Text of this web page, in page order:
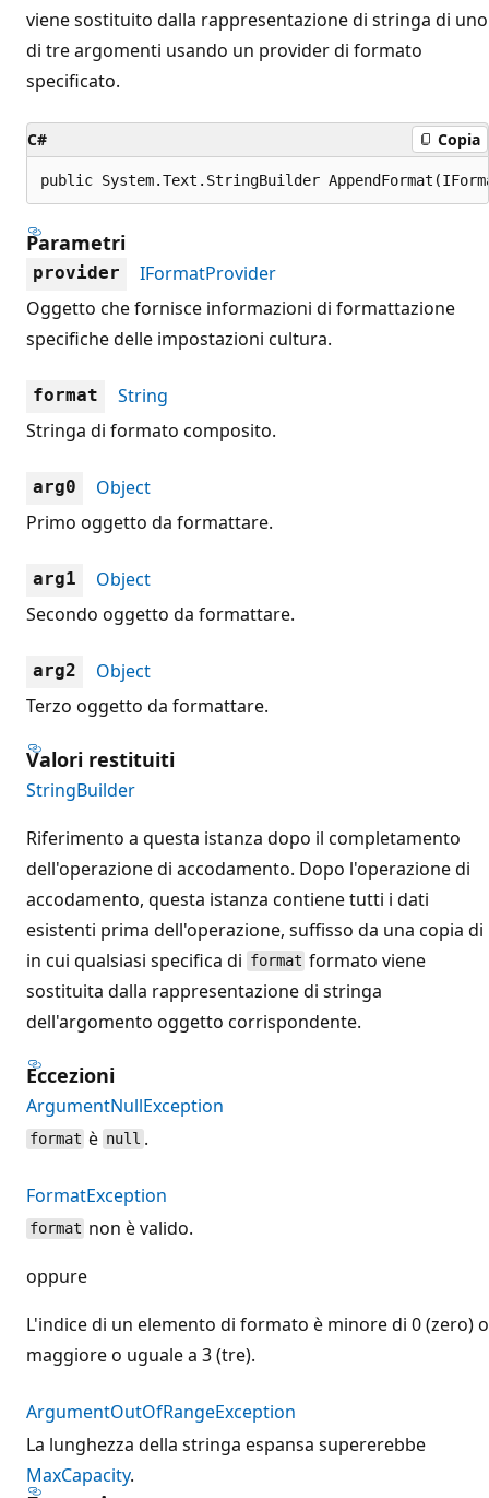
viene sostituito dalla rappresentazione di stringa di uno
di tre argomenti usando un provider di formato
specificato.
C# Copia
public System.Text.StringBuilder
Parametri
provider
IFormatProvider
Oggetto che fornisce informazioni di formattazione
specifiche delle impostazioni cultura.
format
String
Stringa di formato composito.
arg0
Object
Primo oggetto da formattare.
arg1
Object
Secondo oggetto da formattare.
arg2
Object
Terzo oggetto da formattare.
Valori restituiti
StringBuilder
Riferimento a questa istanza dopo il completamento
dell'operazione di accodamento. Dopo l'operazione di
accodamento, questa istanza contiene tutti i dati
esistenti prima dell'operazione, suffisso da una copia di
in cui qualsiasi specifica di format formato viene
sostituita dalla rappresentazione di stringa
dell'argomento oggetto corrispondente.
Eccezioni
ArgumentNullException
format è null .
FormatException
format non è valido.
oppure
L'indice di un elemento di formato è minore di 0 (zero) o
maggiore o uguale a 3 (tre).
ArgumentOutOfRangeException
La lunghezza della stringa espansa supererebbe
MaxCapacity.